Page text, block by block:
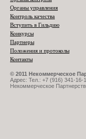
Органы управления
Контроль качества
Вступить в Гильдию
Конкурсы
Партнеры
Положения и протоколы
Контакты
© 2011 Некоммерческое
Адрес: Тел.: +7 (916) 341-16-
Некоммерческое